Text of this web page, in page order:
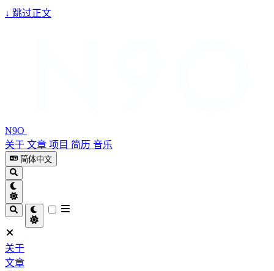
↓ 跳过正文
N9O
关于 文章 项目 简历 音乐
简体中文
关于
文章